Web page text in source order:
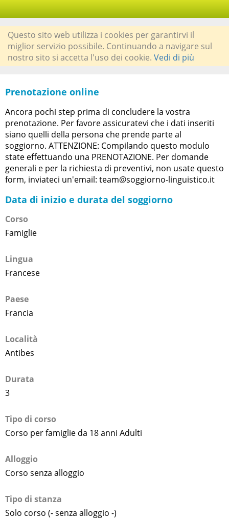
Questo sito web utilizza i cookies per garantirvi il
miglior servizio possibile. Continuando a navigare sul
nostro sito si accetta l'uso dei cookie. Vedi di più
Prenotazione online
Ancora pochi step prima di concludere la vostra
prenotazione. Per favore assicuratevi che i dati inseriti
siano quelli della persona che prende parte al
soggiorno. ATTENZIONE: Compilando questo modulo
state effettuando una PRENOTAZIONE. Per domande
generali e per la richiesta di preventivi, non usate questo
form, inviateci un'email: team@soggiorno-linguistico.it
Data di inizio e durata del soggiorno
Corso
Famiglie
Lingua
Francese
Paese
Francia
Località
Antibes
Durata
3
Tipo di corso
Corso per famiglie da 18 anni Adulti
Alloggio
Corso senza alloggio
Tipo di stanza
Solo corso (- senza alloggio -)